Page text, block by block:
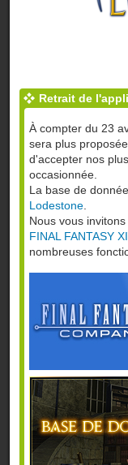
Retrait de
À compter du 23
sera plus
d'accepter nos
occasionnée.
La base de
Lodestone.
Nous vous
FINAL FANTASY
nombreuses